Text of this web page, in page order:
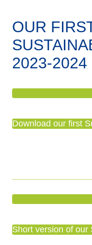
OUR
2023-2024
Download our first
Short version of our